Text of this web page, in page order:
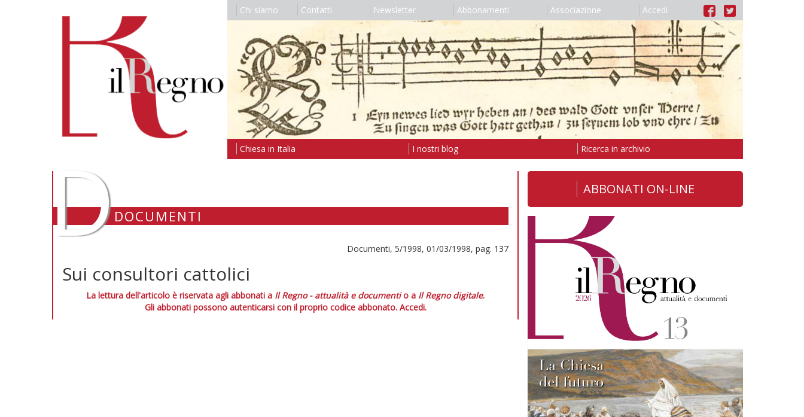
Chi siamo Contatti Newsletter Abbonamenti Associazione Accedi
Chiesa in Italia I nostri blog Ricerca in archivio
DDOCUMENTI
Documenti, 5/1998, 01/03/1998, pag. 137
Sui consultori cattolici
La lettura dell'articolo è riservata agli abbonati a Il Regno - attualità e documentio a Il Regno digitale.
Gli abbonati possono autenticarsi con il proprio codice abbonato. Accedi.
ABBONATI ON-LINE